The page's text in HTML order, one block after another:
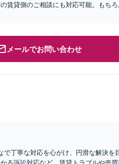
賃貸側のご相談にも対応可能。もち
メールでお問い合わせ
で丁寧な対応を心がけ、円滑な解決を